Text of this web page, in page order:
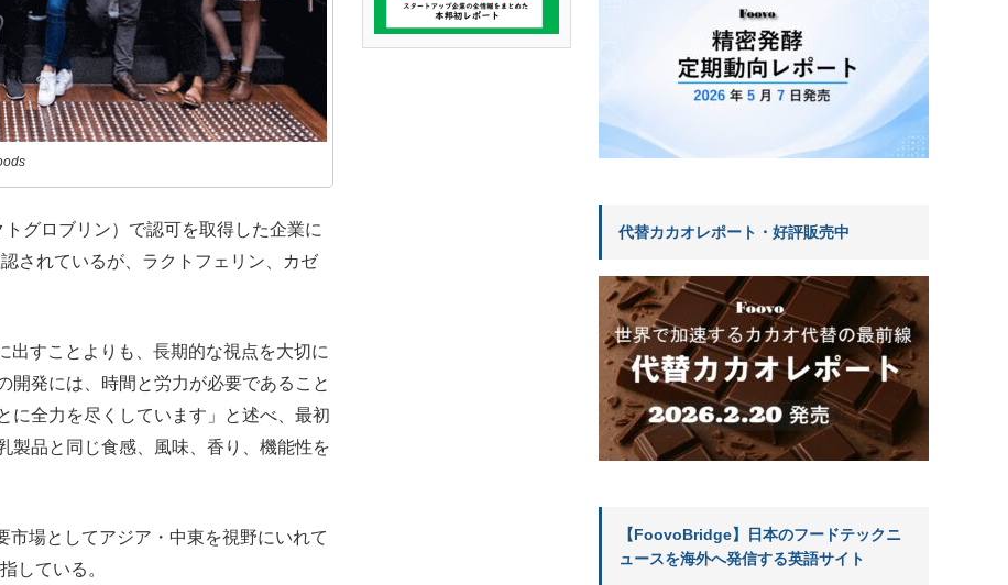
グロブリン）で認可を取得した企業に
されているが、ラクトフェリン、カゼ
出すことよりも、長期的な視点を大切に
開発には、時間と労力が必要であること
に全力を尽くしています」と述べ、最初
製品と同じ食感、風味、香り、機能性を
市場としてアジア・中東を視野にいれて
している。
代替カカオレポート・好評販売中
【FoovoBridge】日本のフードテックニ
ュースを海外へ発信する英語サイト